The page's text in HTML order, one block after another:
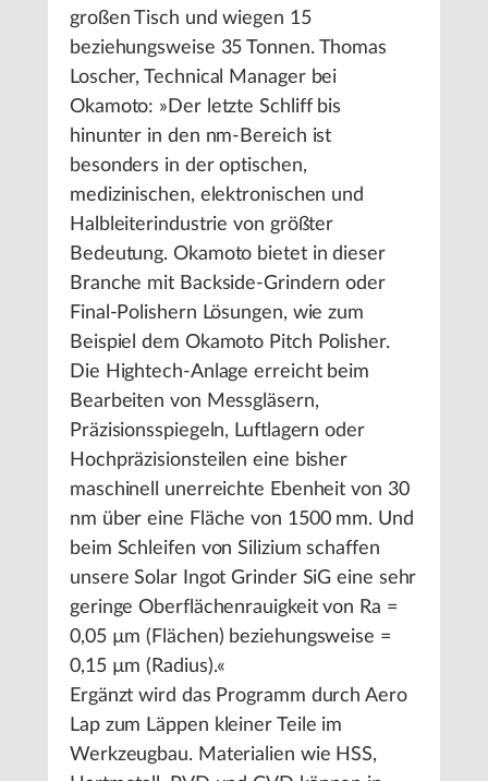
großen Tisch und wiegen 15
beziehungsweise 35 Tonnen. Thomas
Loscher, Technical Manager bei
Okamoto: »Der letzte Schliff bis
hinunter in den nm-Bereich ist
besonders in der optischen,
medizinischen, elektronischen und
Halbleiterindustrie von größter
Bedeutung. Okamoto bietet in dieser
Branche mit Backside-Grindern oder
Final-Polishern Lösungen, wie zum
Beispiel dem Okamoto Pitch Polisher.
Die Hightech-Anlage erreicht beim
Bearbeiten von Messgläsern,
Präzisionsspiegeln, Luftlagern oder
Hochpräzisionsteilen eine bisher
maschinell unerreichte Ebenheit von 30
nm über eine Fläche von 1500 mm. Und
beim Schleifen von Silizium schaffen
unsere Solar Ingot Grinder SiG eine sehr
geringe Oberflächenrauigkeit von Ra =
0,05 µm (Flächen) beziehungsweise =
0,15 µm (Radius).«
Ergänzt wird das Programm durch Aero
Lap zum Läppen kleiner Teile im
Werkzeugbau. Materialien wie HSS,